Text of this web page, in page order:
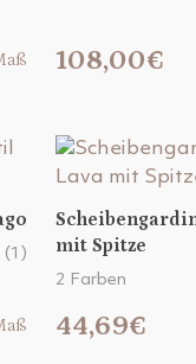
108,00€
(1)
mit Spitze
2 Farben
44,69€